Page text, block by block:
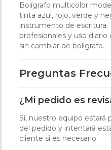
Bolígrafo multicolor
tinta azul, rojo, verde y
instrumento de escritura.
profesionales y uso
sin cambiar de bolígrafo.
Preguntas
¿Mi pedido es
Sí, nuestro equipo estará
del pedido y intentará
cliente si es necesario.